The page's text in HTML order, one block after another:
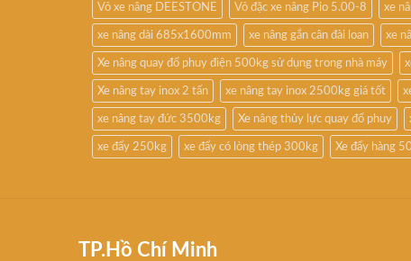
Vỏ xe nâng DEESTONE Vỏ đặc xe nâng Pio 5.00-8 xe
xe nâng dài 685x1600mm xe nâng gắn cân đài loan xe
Xe nâng quay đổ phuy điện 500kg sử dụng trong nhà máy
Xe nâng tay inox 2 tấn xe nâng tay inox 2500kg giá tốt
xe nâng tay đức 3500kg Xe nâng thủy lực quay đổ phuy
xe đẩy 250kg xe đẩy có lòng thép 300kg Xe đẩy hàng
TP.Hồ Chí Minh